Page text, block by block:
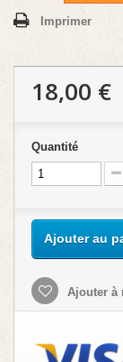
Imprimer
18,00 €
Quantité
Ajouter au
Ajouter à